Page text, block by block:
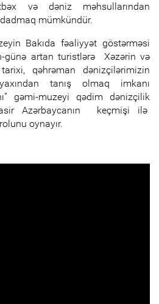
və dəniz məhsullarından
mümkündür.
Bakıda fəaliyyət göstərməsi
günə artan turistlərə Xəzərin və
qəhrəman dənizçilərimizin
tanış olmaq imkanı
gəmi-muzeyi qədim dənizçilik
Azərbaycanın keçmişi ilə
oynayır.